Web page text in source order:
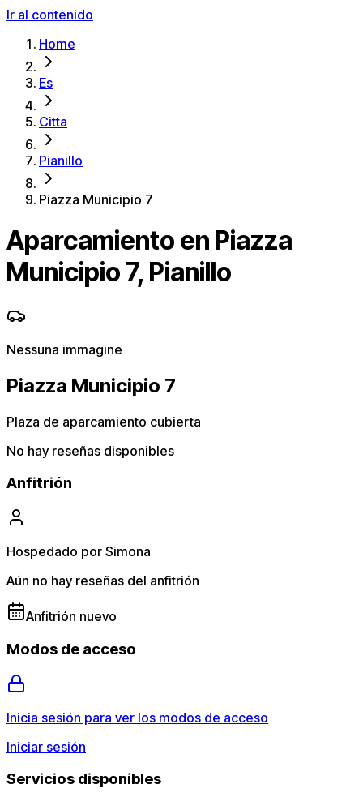
Ir al contenido
Home
Es
Citta
Pianillo
Piazza Municipio 7
Aparcamiento en Piazza
Municipio 7, Pianillo
Nessuna immagine
Piazza Municipio 7
Plaza de aparcamiento cubierta
No hay reseñas disponibles
Anfitrión
Hospedado por Simona
Aún no hay reseñas del anfitrión
Anfitrión nuevo
Modos de acceso
Inicia sesión para ver los modos de acceso
Iniciar sesión
Servicios disponibles